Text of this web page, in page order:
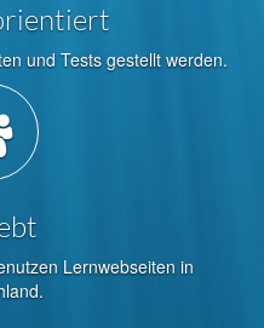
und Tests gestellt werden.
Lernwebseiten in